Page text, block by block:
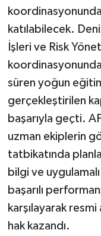
katılabilecek.
İşleri ve Risk
süren yoğun
gerçekleştirilen
başarıyla geçti.
uzman ekiplerin
tatbikatında
bilgi ve
başarılı
karşılayarak
hak kazandı.